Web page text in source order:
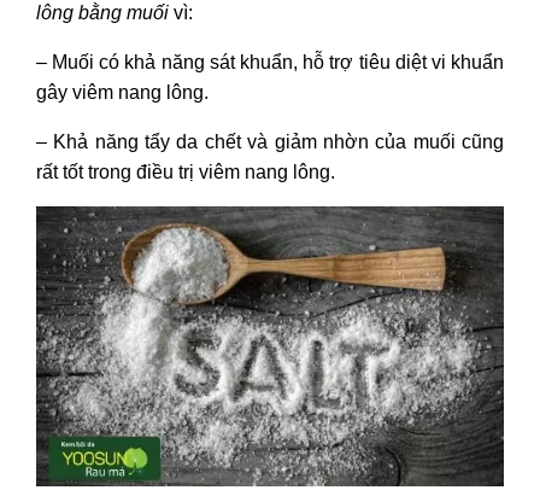
4. Cách trị viêm lỗ chân lông bằng
5. Lá trầu không và muối trị viêm lỗ
chân lông
III - Lưu ý khi sử dụng cách chữa
viêm nang lông bằng muối
lông bằng muối vì:
– Muối có khả năng sát khuẩn, hỗ trợ tiêu diệt vi khuẩn
gây viêm nang lông.
– Khả năng tẩy da chết và giảm nhờn của muối cũng
rất tốt trong điều trị viêm nang lông.